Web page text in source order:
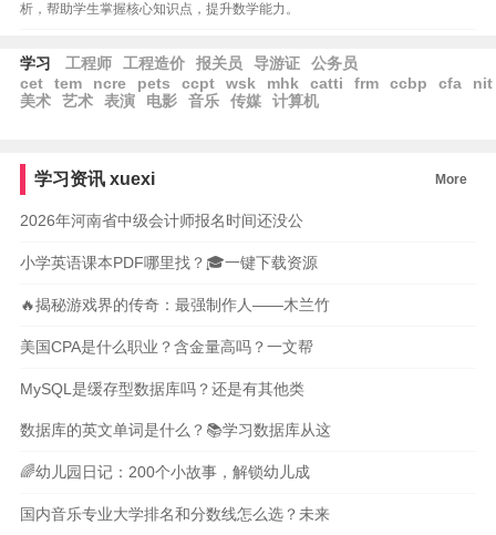
析，帮助学生掌握核心知识点，提升数学能力。
学习 工程师 工程造价 报关员 导游证
公务员
cet
tem ncre pets ccpt wsk mhk catti frm ccbp cfa
nit
美术
艺术 表演 电影 音乐 传媒 计算机
学习资讯 xuexi More
2026年河南省中级会计师报名时间还没公
小学英语课本PDF哪里找？🎓一键下载资源
🔥揭秘游戏界的传奇：最强制作人——木兰竹
美国CPA是什么职业？含金量高吗？一文帮
MySQL是缓存型数据库吗？还是有其他类
数据库的英文单词是什么？📚学习数据库从这
🌈幼儿园日记：200个小故事，解锁幼儿成
国内音乐专业大学排名和分数线怎么选？未来